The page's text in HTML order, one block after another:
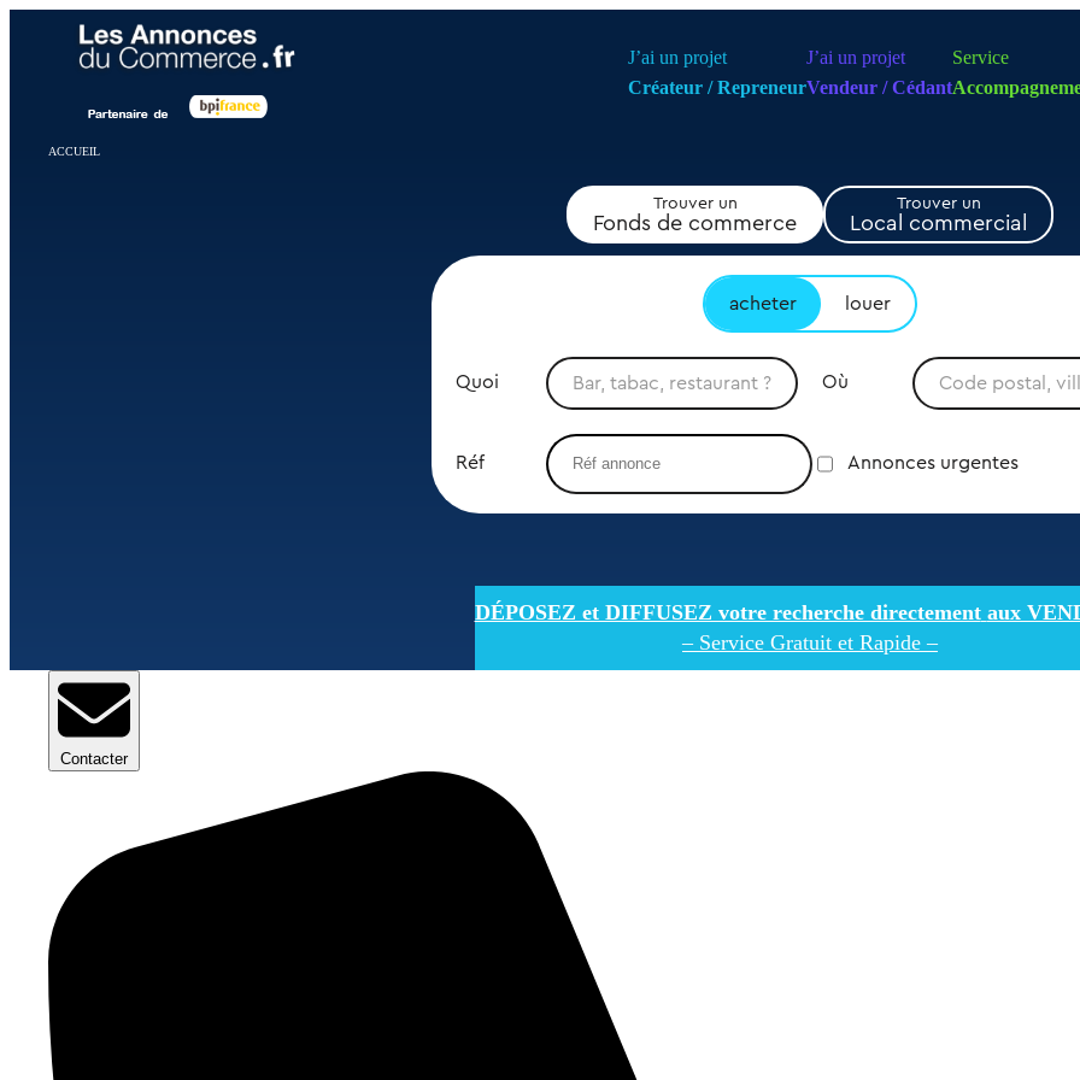
J’ai un projet
Créateur / Repreneur
J’ai un projet
Vendeur / Cédant
Service
ACCUEIL
Trouver un
Fonds de commerce
Trouver un
Local commercial
acheter louer
Quoi Où
Réf Annonces urgentes
DÉPOSEZ et DIFFUSEZ votre recherche directement aux
– Service Gratuit et Rapide –
Contacter
Panneau de gestion des cookies